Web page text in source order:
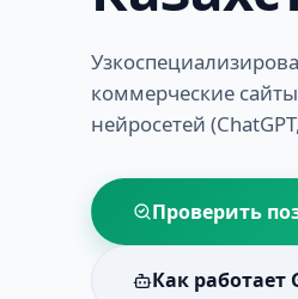
коммерческие
нейросетей
Проверить
Как работает